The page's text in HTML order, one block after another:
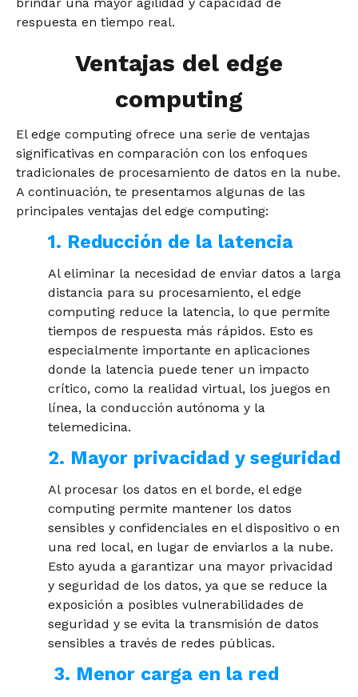
respuesta en tiempo real.
Ventajas del edge
computing
El edge computing ofrece una serie de ventajas
significativas en comparación con los enfoques
tradicionales de procesamiento de datos en la nube.
A continuación, te presentamos algunas de las
principales ventajas del edge computing:
1. Reducción de la latencia
Al eliminar la necesidad de enviar datos a larga
distancia para su procesamiento, el edge
computing reduce la latencia, lo que permite
tiempos de respuesta más rápidos. Esto es
especialmente importante en aplicaciones
donde la latencia puede tener un impacto
crítico, como la realidad virtual, los juegos en
línea, la conducción autónoma y la
telemedicina.
2. Mayor privacidad y seguridad
Al procesar los datos en el borde, el edge
computing permite mantener los datos
sensibles y confidenciales en el dispositivo o en
una red local, en lugar de enviarlos a la nube.
Esto ayuda a garantizar una mayor privacidad
y seguridad de los datos, ya que se reduce la
exposición a posibles vulnerabilidades de
seguridad y se evita la transmisión de datos
sensibles a través de redes públicas.
3. Menor carga en la red